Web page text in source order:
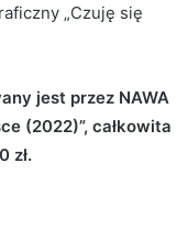
„Czuję się
jest przez NAWA
(2022)”, całkowita
zł.